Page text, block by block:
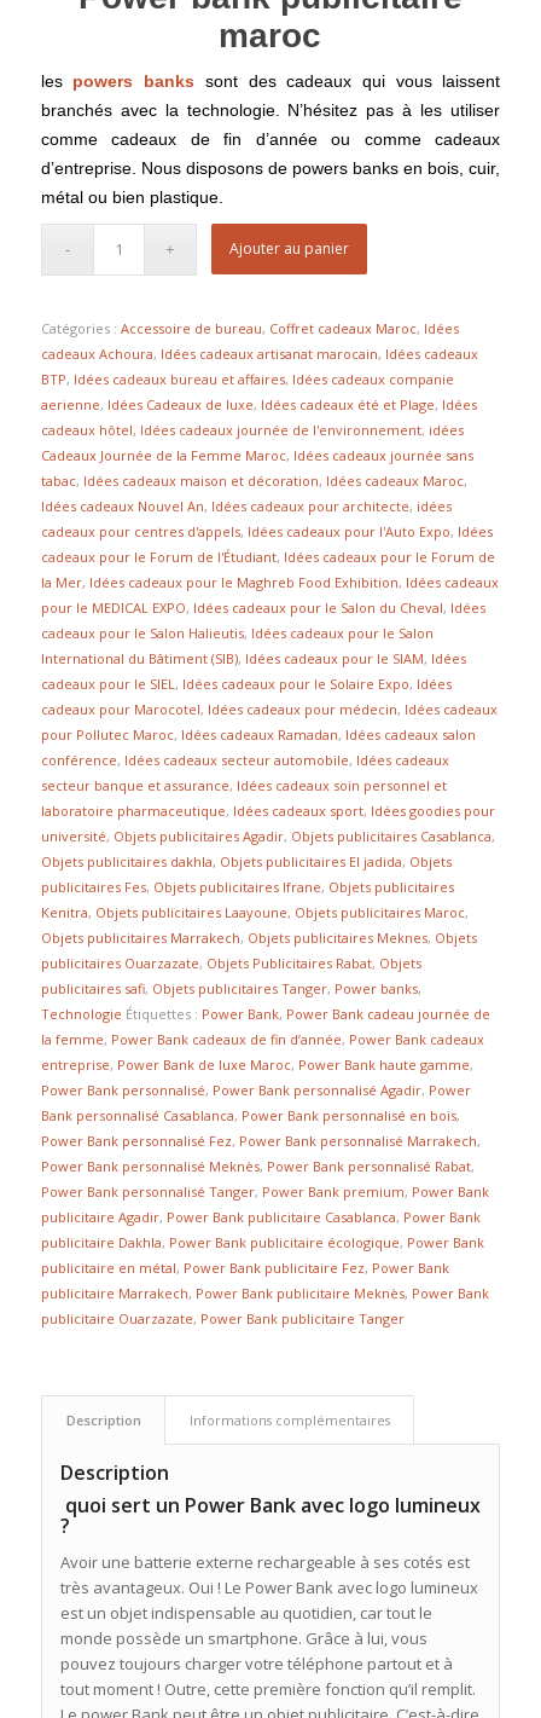
maroc
les powers banks sont des cadeaux qui vous laissent
branchés avec la technologie. N’hésitez pas à les utiliser
comme cadeaux de fin d’année ou comme cadeaux
d’entreprise. Nous disposons de powers banks en bois, cuir,
métal ou bien plastique.
Ajouter au panier
Catégories : Accessoire de bureau, Coffret cadeaux Maroc, Idées
cadeaux Achoura, Idées cadeaux artisanat marocain, Idées cadeaux
BTP, Idées cadeaux bureau et affaires, Idées cadeaux companie
aerienne, Idées Cadeaux de luxe, Idées cadeaux été et Plage, Idées
cadeaux hôtel, Idées cadeaux journée de l'environnement, idées
Cadeaux Journée de la Femme Maroc, Idées cadeaux journée sans
tabac, Idées cadeaux maison et décoration, Idées cadeaux Maroc,
Idées cadeaux Nouvel An, Idées cadeaux pour architecte, idées
cadeaux pour centres d'appels, Idées cadeaux pour l'Auto Expo, Idées
cadeaux pour le Forum de l'Étudiant, Idées cadeaux pour le Forum de
la Mer, Idées cadeaux pour le Maghreb Food Exhibition, Idées cadeaux
pour le MEDICAL EXPO, Idées cadeaux pour le Salon du Cheval, Idées
cadeaux pour le Salon Halieutis, Idées cadeaux pour le Salon
International du Bâtiment (SIB), Idées cadeaux pour le SIAM, Idées
cadeaux pour le SIEL , Idées cadeaux pour le Solaire Expo, Idées
cadeaux pour Marocotel, Idées cadeaux pour médecin, Idées cadeaux
pour Pollutec Maroc, Idées cadeaux Ramadan, Idées cadeaux salon
conférence, Idées cadeaux secteur automobile, Idées cadeaux
secteur banque et assurance, Idées cadeaux soin personnel et
laboratoire pharmaceutique, Idées cadeaux sport, Idées goodies pour
université, Objets publicitaires Agadir, Objets publicitaires Casablanca,
Objets publicitaires dakhla, Objets publicitaires El jadida, Objets
publicitaires Fes, Objets publicitaires Ifrane, Objets publicitaires
Kenitra, Objets publicitaires Laayoune, Objets publicitaires Maroc,
Objets publicitaires Marrakech, Objets publicitaires Meknes, Objets
publicitaires Ouarzazate, Objets Publicitaires Rabat, Objets
publicitaires safi, Objets publicitaires Tanger, Power banks,
Technologie Étiquettes : Power Bank, Power Bank cadeau journée de
la femme, Power Bank cadeaux de fin d’année, Power Bank cadeaux
entreprise, Power Bank de luxe Maroc, Power Bank haute gamme,
Power Bank personnalisé, Power Bank personnalisé Agadir, Power
Bank personnalisé Casablanca, Power Bank personnalisé en bois,
Power Bank personnalisé Fez, Power Bank personnalisé Marrakech,
Power Bank personnalisé Meknès, Power Bank personnalisé Rabat,
Power Bank personnalisé Tanger, Power Bank premium, Power Bank
publicitaire Agadir, Power Bank publicitaire Casablanca, Power Bank
publicitaire Dakhla, Power Bank publicitaire écologique, Power Bank
publicitaire en métal, Power Bank publicitaire Fez, Power Bank
publicitaire Marrakech, Power Bank publicitaire Meknès, Power Bank
publicitaire Ouarzazate, Power Bank publicitaire Tanger
Description Informations complémentaires
Description
quoi sert un Power Bank avec logo lumineux
?
Avoir une batterie externe rechargeable à ses cotés est
très avantageux. Oui ! Le Power Bank avec logo lumineux
est un objet indispensable au quotidien, car tout le
monde possède un smartphone. Grâce à lui, vous
pouvez toujours charger votre téléphone partout et à
tout moment ! Outre, cette première fonction qu’il remplit.